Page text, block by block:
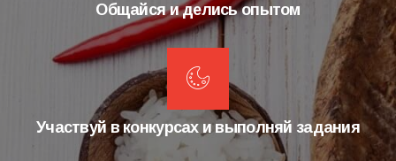
Общайся и делись опытом
Участвуй в конкурсах и выполняй задания